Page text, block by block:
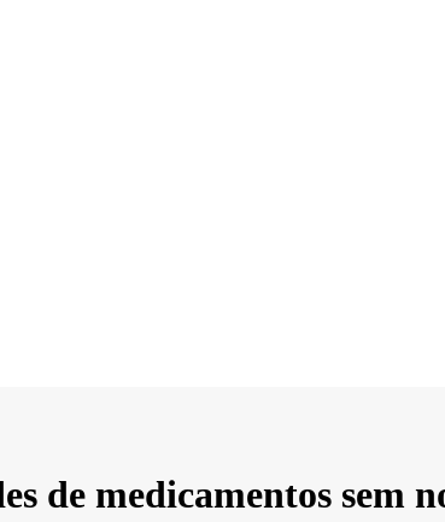
de medicamentos sem